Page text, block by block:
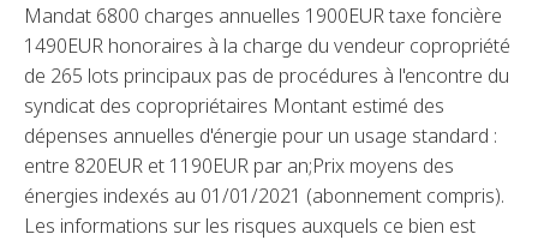
Mandat 6800 charges annuelles 1900EUR taxe foncière
1490EUR honoraires à la charge du vendeur copropriété
de 265 lots principaux pas de procédures à l'encontre du
syndicat des copropriétaires Montant estimé des
dépenses annuelles d'énergie pour un usage standard :
entre 820EUR et 1190EUR par an;Prix moyens des
énergies indexés au 01/01/2021 (abonnement compris).
Les informations sur les risques auxquels ce bien est